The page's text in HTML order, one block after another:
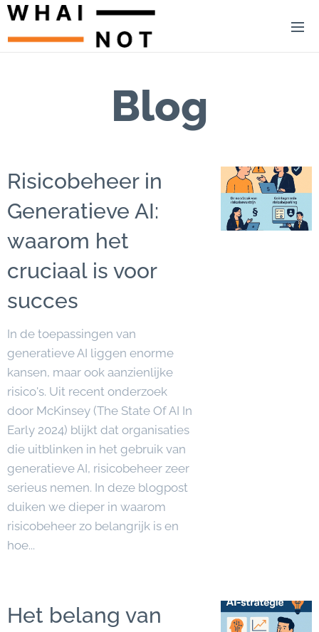
Blog
Risicobeheer in
Generatieve AI:
waarom het
cruciaal is voor
succes
In de toepassingen van
generatieve AI liggen enorme
kansen, maar ook aanzienlijke
risico's. Uit recent onderzoek
door McKinsey (The State Of AI In
Early 2024) blijkt dat organisaties
die uitblinken in het gebruik van
generatieve AI, risicobeheer zeer
serieus nemen. In deze blogpost
duiken we dieper in waarom
risicobeheer zo belangrijk is en
hoe...
Het belang van